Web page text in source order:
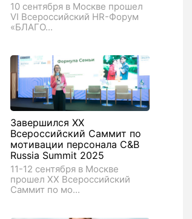
10 сентября в Москве прошел
VI Всероссийский HR-Форум
«БЛАГО...
Завершился XX
Всероссийский Саммит по
мотивации персонала C&B
Russia Summit 2025
11-12 сентября в Москве
прошел XX Всероссийский
Саммит по мо...